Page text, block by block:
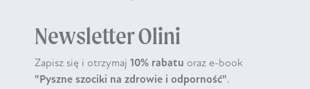
Newsletter Olini
Zapisz się i otrzymaj 10% rabatu oraz e-book
"Pyszne szociki na zdrowie i odporność".